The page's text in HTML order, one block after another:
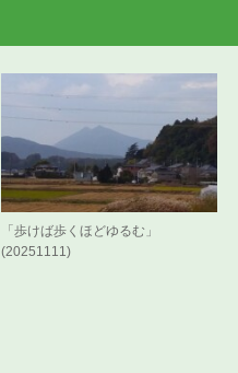
「歩けば歩くほどゆるむ」
(20251111)